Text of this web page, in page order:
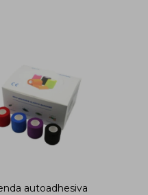
autoadhesiva